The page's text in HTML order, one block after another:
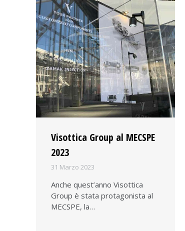
Visottica Group al MECSPE
2023
31 Marzo 2023
Anche quest’anno Visottica
Group è stata protagonista al
MECSPE, la…